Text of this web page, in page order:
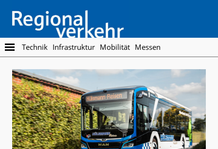
main
content
footer
Regionalverkehr
Die
Fachzeitschrift
den
Öffentlichen
Personennahverkehr
Technik Infrastruktur Mobilität Messen